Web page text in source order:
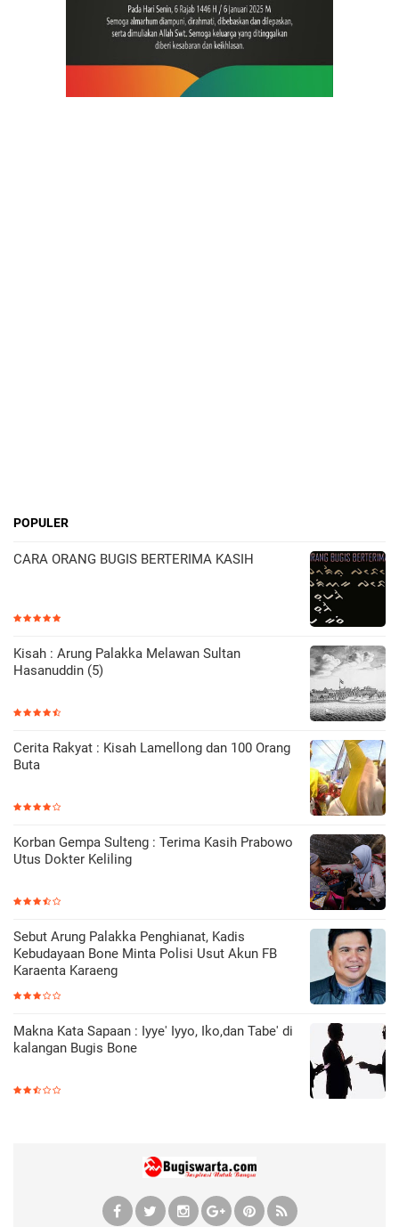
POPULER
CARA ORANG BUGIS BERTERIMA KASIH
Kisah : Arung Palakka Melawan Sultan
Hasanuddin (5)
Cerita Rakyat : Kisah Lamellong dan 100 Orang
Buta
Korban Gempa Sulteng : Terima Kasih Prabowo
Utus Dokter Keliling
Sebut Arung Palakka Penghianat, Kadis
Kebudayaan Bone Minta Polisi Usut Akun FB
Karaenta Karaeng
Makna Kata Sapaan : Iyye' Iyyo, Iko,dan Tabe' di
kalangan Bugis Bone